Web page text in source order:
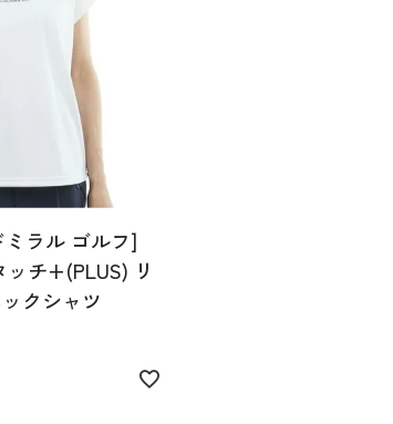
ミラル ゴルフ]
ッチ+(PLUS) リ
クシャツ